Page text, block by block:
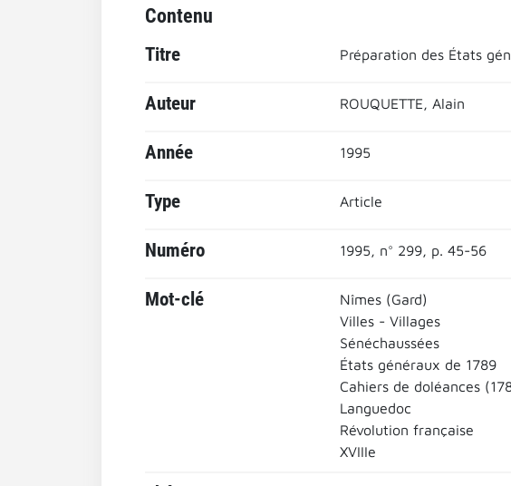
Contenu
Titre Préparation des États
Auteur ROUQUETTE, Alain
Année 1995
Type Article
Numéro 1995, n° 299, p. 45-56
Mot-clé
Nîmes (Gard)
Villes - Villages
Sénéchaussées
États généraux de 1789
Cahiers de doléances
Languedoc
Révolution française
XVIIIe